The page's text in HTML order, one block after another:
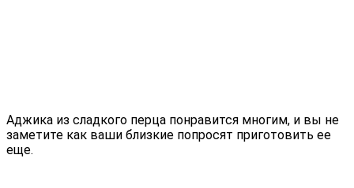
Аджика из сладкого перца понравится многим, и вы не
заметите как ваши близкие попросят приготовить ее
еще.